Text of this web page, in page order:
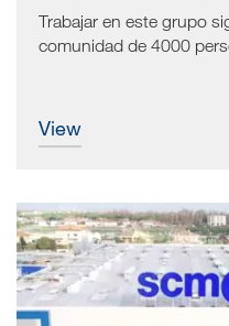
Trabajar en este grupo
comunidad de 4000
view